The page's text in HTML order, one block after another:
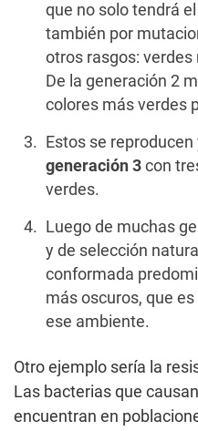
que no solo tendrá
también por
otros rasgos:
De la generación 2
colores más verdes
Estos se reproducen
generación 3 con
verdes.
Luego de muchas
y de selección
conformada
más oscuros, que
ese ambiente.
Otro ejemplo sería la
Las bacterias que
encuentran en